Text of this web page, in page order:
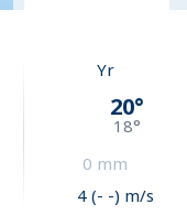
Yr
20°
18°
0 mm
4 (- -) m/s